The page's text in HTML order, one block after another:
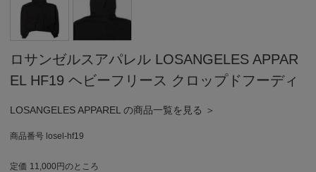
ロサンゼルスアパレル LOSANGELES APPAR
EL HF19 ヘビーフリース クロップドフーディ
LOSANGELES APPAREL の商品一覧を見る ＞
商品番号 losel-hf19
定価 11,000 のところ